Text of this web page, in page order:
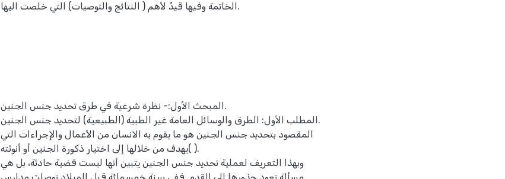
الخاتمة وفيها قيدٌ لأهم ( النتائج والتوصيات) التي خلصت اليها.
المبحث الأول:- نظرة شرعية في طرق تحديد جنس الجنين.
المطلب الأول: الطرق والوسائل العامة غير الطبية (الطبيعية) لتحديد جنس الجنين.
المقصود بتحديد جنس الجنين هو ما يقوم به الانسان من الأعمال والإجراءات التي
يهدف من خلالها إلى اختيار ذكورة الجنين أو أنوثته( ).
وبهذا التعريف لعملية تحديد جنس الجنين يتبين أنها ليست قضية حادثة، بل هي